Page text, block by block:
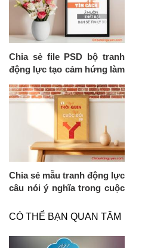
Chia sẻ file PSD bộ tranh
động lực tạo cảm hứng làm
Chia sẻ mẫu tranh động lực
câu nói ý nghĩa trong cuộc
CÓ THỂ BẠN QUAN TÂM